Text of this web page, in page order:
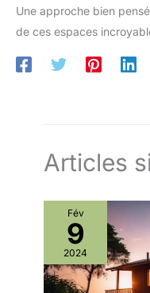
Une approche bien
de ces espaces
Articles
Fév
9
2024